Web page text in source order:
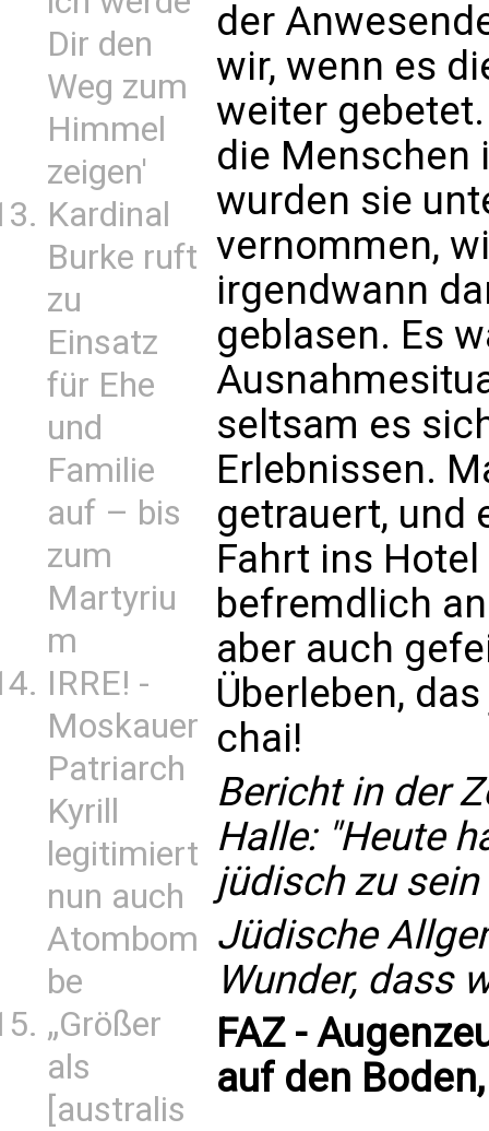
Dir den
Weg zum
Himmel
zeigen'
Kardinal
Burke ruft
zu
Einsatz
für Ehe
und
Familie
auf – bis
zum
Martyriu
m
IRRE! -
Moskauer
Patriarch
Kyrill
legitimiert
nun auch
Atombom
be
„Größer
als
[australis
der
wir, wenn es
weiter
die Menschen
wurden sie
vernommen,
irgendwann
geblasen. Es
seltsam es
Erlebnissen.
getrauert, und
Fahrt ins Hotel
befremdlich
aber auch
Überleben,
chai!
Bericht in der
Halle: "Heute
jüdisch zu
Jüdische
Wunder, dass
FAZ -
auf den